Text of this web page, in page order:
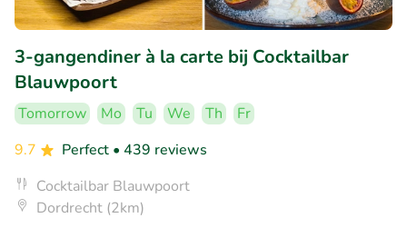
3-gangendiner à la carte bij Cocktailbar
Blauwpoort
Tomorrow Mo Tu We Th
Fr
9.7
Perfect • 439 reviews
Cocktailbar Blauwpoort
Dordrecht (2km)